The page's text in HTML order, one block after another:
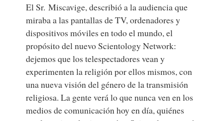
El Sr. Miscavige, describió a la audiencia que
miraba a las pantallas de TV, ordenadores y
dispositivos móviles en todo el mundo, el
propósito del nuevo Scientology Network:
dejemos que los telespectadores vean y
experimenten la religión por ellos mismos, con
una nueva visión del género de la transmisión
religiosa. La gente verá lo que nunca ven en los
medios de comunicación hoy en día, quiénes